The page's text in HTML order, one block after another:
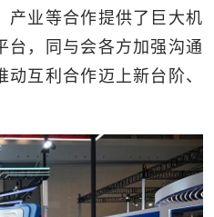
产业等合作提供了巨大机
台，同与会各方加强沟通
互利合作迈上新台阶、